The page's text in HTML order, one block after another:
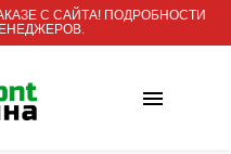
С САЙТА! ПОДРОБНОСТИ